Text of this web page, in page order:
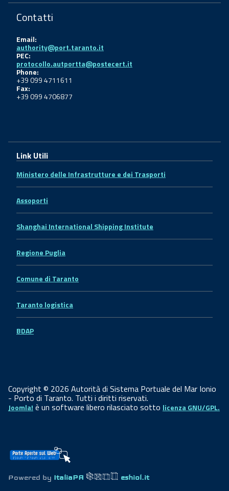
Contatti
Email:
authority@port.taranto.it
PEC:
protocollo.autportta@postecert.it
Phone:
+39 099 4711611
Fax:
+39 099 4706877
Link Utili
Ministero delle Infrastrutture e dei Trasporti
Assoporti
Shanghai International Shipping Institute
Regione Puglia
Comune di Taranto
Taranto logistica
BDAP
Copyright © 2026 Autorità di Sistema Portuale del Mar Ionio
- Porto di Taranto. Tutti i diritti riservati.
Joomla! è un software libero rilasciato sotto licenza GNU/GPL.
Powered by ItaliaPA eshiol.it